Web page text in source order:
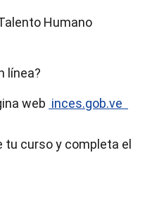
Humano
línea?
web inces.gob.ve
tu curso y completa el